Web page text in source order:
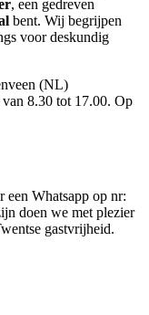
, een gedreven
bent. Wij begrijpen
voor deskundig
(NL)
8.30 tot 17.00. Op
een Whatsapp op nr:
doen we met plezier
gastvrijheid.